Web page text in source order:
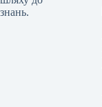
знань.